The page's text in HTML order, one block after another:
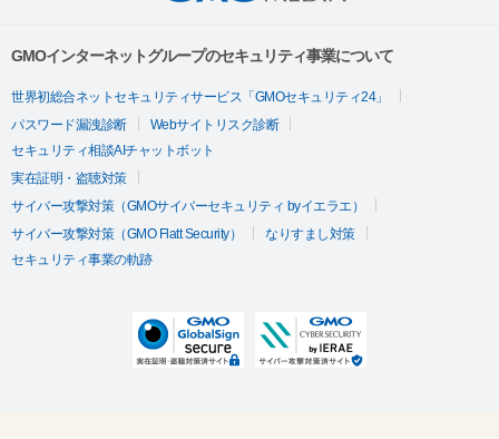
GMOインターネットグループのセキュリティ事業について
世界初総合ネットセキュリティサービス「GMOセキュリティ24」
パスワード漏洩診断
Webサイトリスク診断
セキュリティ相談AIチャットボット
実在証明・盗聴対策
サイバー攻撃対策（GMOサイバーセキュリティ byイエラエ）
サイバー攻撃対策（GMO Flatt Security）
なりすまし対策
セキュリティ事業の軌跡